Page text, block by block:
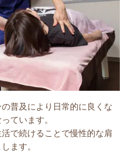
普及により日常的に良くな
ています。
で続けることで慢性的な肩
ます。